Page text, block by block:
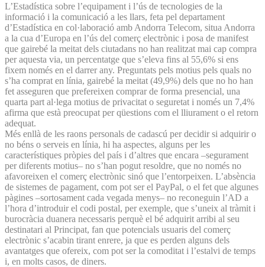
L’Estadística sobre l’equipament i l’ús de tecnologies de la
informació i la comunicació a les llars, feta pel departament
d’Estadística en col·laboració amb Andorra Telecom, situa Andorra
a la cua d’Europa en l’ús del comerç electrònic i posa de manifest
que gairebé la meitat dels ciutadans no han realitzat mai cap compra
per aquesta via, un percentatge que s’eleva fins al 55,6% si ens
fixem només en el darrer any. Preguntats pels motius pels quals no
s’ha comprat en línia, gairebé la meitat (49,9%) dels que no ho han
fet asseguren que prefereixen comprar de forma presencial, una
quarta part al·lega motius de privacitat o seguretat i només un 7,4%
afirma que està preocupat per qüestions com el lliurament o el retorn
adequat.
Més enllà de les raons personals de cadascú per decidir si adquirir o
no béns o serveis en línia, hi ha aspectes, alguns per les
característiques pròpies del país i d’altres que encara –segurament
per diferents motius– no s’han pogut resoldre, que no només no
afavoreixen el comerç electrònic sinó que l’entorpeixen. L’absència
de sistemes de pagament, com pot ser el PayPal, o el fet que algunes
pàgines –sortosament cada vegada menys– no reconeguin l’AD a
l’hora d’introduir el codi postal, per exemple, que s’uneix al tràmit i
burocràcia duanera necessaris perquè el bé adquirit arribi al seu
destinatari al Principat, fan que potencials usuaris del comerç
electrònic s’acabin tirant enrere, ja que es perden alguns dels
avantatges que ofereix, com pot ser la comoditat i l’estalvi de temps
i, en molts casos, de diners.